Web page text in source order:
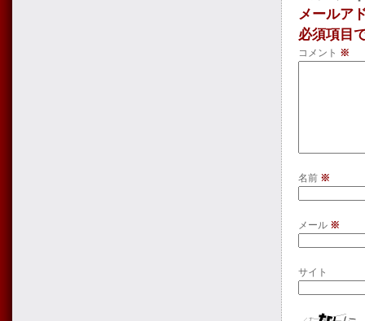
メールア
必須項目
コメント ※
名前 ※
メール ※
サイト